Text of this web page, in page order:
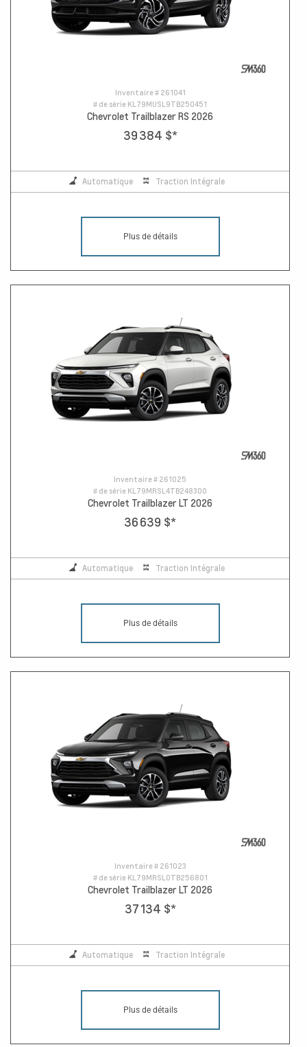
Inventaire # 261041
# de série KL79MUSL9TB250451
Chevrolet Trailblazer RS 2026
39 384 $*
Automatique Traction Intégrale
Plus de détails
Inventaire # 261025
# de série KL79MRSL4TB248300
Chevrolet Trailblazer LT 2026
36 639 $*
Automatique Traction Intégrale
Plus de détails
Inventaire # 261023
# de série KL79MRSL0TB256801
Chevrolet Trailblazer LT 2026
37 134 $*
Automatique Traction Intégrale
Plus de détails